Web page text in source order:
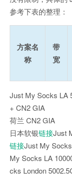
参考下表的整理：
方案名
称
带
宽
Just My Socks LA
+ CN2 GIA
荷兰 CN2 GIA
日本软银链接Just
链接Just My
My Socks LA
cks London